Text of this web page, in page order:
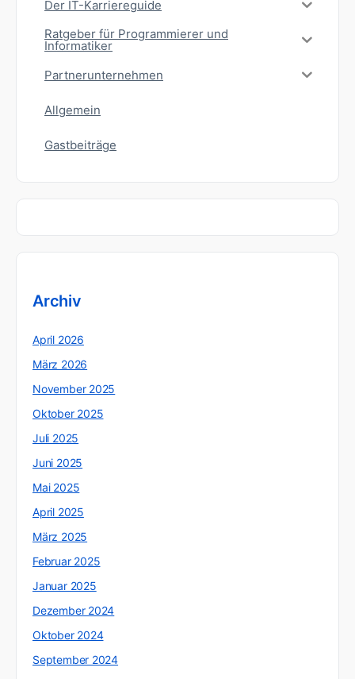
Der IT-Karriereguide
Ratgeber für Programmierer und
Informatiker
Partnerunternehmen
Allgemein
Gastbeiträge
Archiv
April 2026
März 2026
November 2025
Oktober 2025
Juli 2025
Juni 2025
Mai 2025
April 2025
März 2025
Februar 2025
Januar 2025
Dezember 2024
Oktober 2024
September 2024